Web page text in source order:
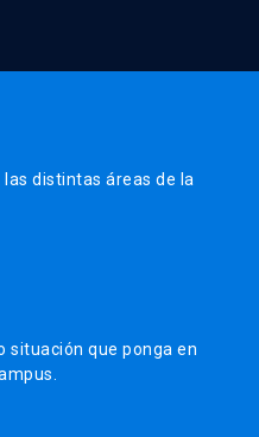
distintas áreas de la
situación que ponga en